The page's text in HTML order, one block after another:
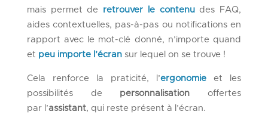
mais permet de retrouver le contenu des FAQ,
aides contextuelles, pas-à-pas ou notifications en
rapport avec le mot-clé donné, n’importe quand
et peu importe l’écransur lequel on se trouve !
Cela renforce la praticité, l’ergonomie et les
possibilités de personnalisation offertes
par l’assistant, qui reste présent à l’écran.